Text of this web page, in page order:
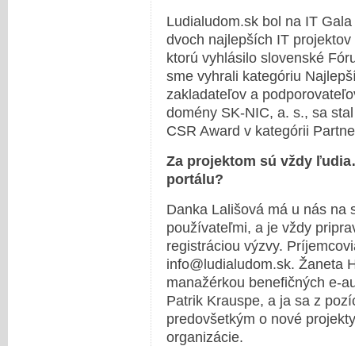
Ludialudom.sk bol na IT
dvoch najlepších IT
ktorú vyhlásilo slovenské
sme vyhrali kategóriu
zakladateľov a
domény SK-NIC, a. s., sa
CSR Award v kategórii
Za projektom sú vždy
portálu?
Danka Lališová má u nás na
používateľmi, a je vždy
registráciou výzvy.
info@ludialudom.sk. Žaneta
manažérkou benefičných e-
Patrik Krauspe, a ja sa z
predovšetkým o nové
organizácie.